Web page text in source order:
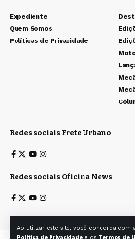
Ao utilizar este site, você concorda com
Política de Privacidade e os Termos de
Expediente
Quem Somos
Políticas de Privacidade
Redes sociais Frete Urbano
Redes sociais Oficina News